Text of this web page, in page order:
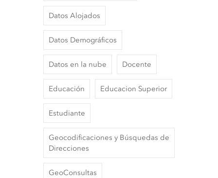
Datos Alojados
Datos Demográficos
Datos en la nube Docente
Educación Educacion Superior
Estudiante
Geocodificaciones y Búsquedas de
Direcciones
GeoConsultas